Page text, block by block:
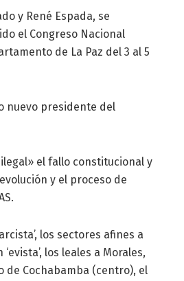
y René Espada, se
el Congreso Nacional
de La Paz del 3 al 5
nuevo presidente del
el fallo constitucional y
y el proceso de
los sectores afines a
los leales a Morales,
de Cochabamba (centro), el